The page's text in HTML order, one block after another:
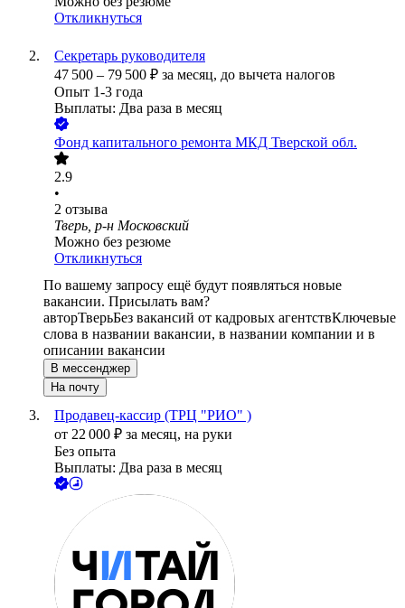
Откликнуться
Секретарь руководителя
47 500 – 79 500 ₽ за месяц, до вычета налогов
Опыт 1-3 года
Выплаты: Два раза в месяц
Фонд капитального ремонта МКД Тверской обл.
2.9
•
2 отзыва
Тверь, р-н Московский
Можно без резюме
Откликнуться
По вашему запросу ещё будут появляться новые
вакансии. Присылать вам?
авторТверьБез вакансий от кадровых агентствКлючевые
слова в названии вакансии, в названии компании и в
описании вакансии
В мессенджер
На почту
Продавец-кассир (ТРЦ "РИО" )
от 22 000 ₽ за месяц, на руки
Без опыта
Выплаты: Два раза в месяц